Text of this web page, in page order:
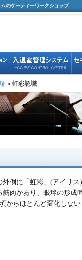
のケーティーワークショップ
» 虹彩認識
外側に「虹彩」(アイリ
肉があり、眼球の形成
からほとんど変化しな